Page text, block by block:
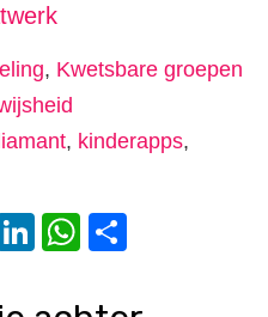
, Kwetsbare groepen
, kinderapps,
LinkedIn
WhatsApp